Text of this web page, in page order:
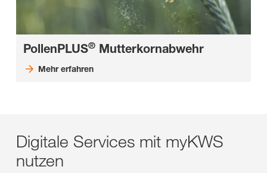
PollenPLUS® Mutterkornabwehr
Mehr erfahren
Digitale Services mit myKWS
nutzen